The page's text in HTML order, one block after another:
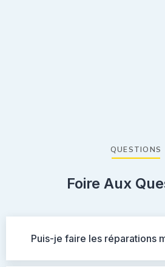
QUESTIONS
Foire Aux
Puis-je faire les réparations